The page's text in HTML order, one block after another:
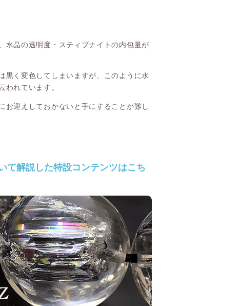
水晶の透明度・スティブナイトの内包量が
黒く変色してしまいますが、このように水
われています。
お迎えしておかないと手にすることが難し
て解説した特設コンテンツはこち